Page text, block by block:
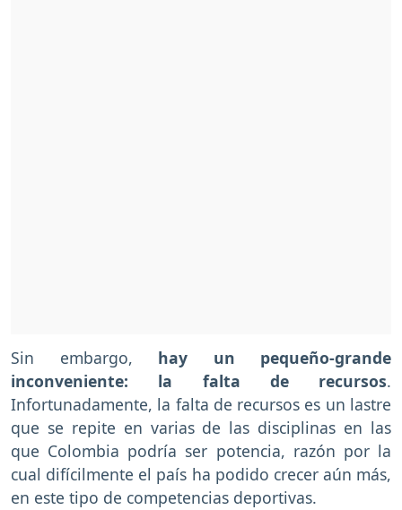
Sin embargo, hay un pequeño-grande
inconveniente: la falta de recursos.
Infortunadamente, la falta de recursos es un lastre
que se repite en varias de las disciplinas en las
que Colombia podría ser potencia, razón por la
cual difícilmente el país ha podido crecer aún más,
en este tipo de competencias deportivas.